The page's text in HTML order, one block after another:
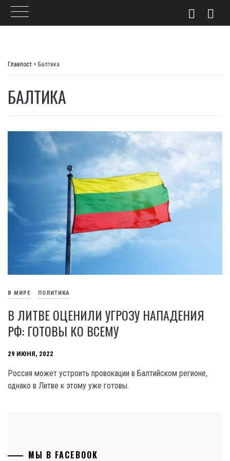
Главпост > Балтика
БАЛТИКА
В МИРЕ ПОЛИТИКА
В ЛИТВЕ ОЦЕНИЛИ УГРОЗУ НАПАДЕНИЯ
РФ: ГОТОВЫ КО ВСЕМУ
29 ИЮНЯ, 2022
Россия может устроить провокации в Балтийском регионе,
однако в Литве к этому уже готовы.
МЫ В FACEBOOK